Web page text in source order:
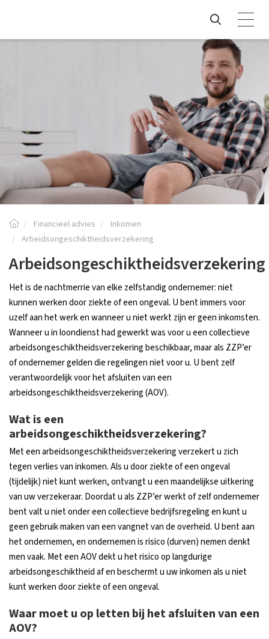
Financieel advies
Inkomen
Arbeidsongeschiktheidsverzekering
Arbeidsongeschiktheidsverzekering
Het is de nachtmerrie van elke zelfstandig ondernemer: niet
kunnen werken door ziekte of een ongeval. U bent immers voor
uzelf aan het werk en wanneer u niet werkt zijn er geen inkomsten.
Wanneer u in loondienst had gewerkt was voor u een collectieve
arbeidsongeschiktheidsverzekering beschikbaar, maar als ZZP’er
of ondernemer gelden die regelingen niet voor u. U bent zelf
verantwoordelijk voor het afsluiten van een
arbeidsongeschiktheidsverzekering (AOV).
Wat is een
arbeidsongeschiktheidsverzekering?
Met een arbeidsongeschiktheidsverzekering verzekert u zich
tegen verlies van inkomen. Als u door ziekte of een ongeval
(tijdelijk) niet kunt werken, ontvangt u een maandelijkse uitkering
van uw verzekeraar. Doordat u als ZZP’er werkt of zelf ondernemer
bent valt u niet onder een collectieve bedrijfsregeling en kunt u
geen gebruik maken van een vangnet van de overheid. U bent aan
het ondernemen, en ondernemen is risico (durven) nemen denkt
men vaak. Met een AOV dekt u het risico op langdurige
arbeidsongeschiktheid af en beschermt u uw inkomen als u niet
kunt werken door ziekte of een ongeval.
Waar moet u op letten bij het afsluiten van een
AOV?